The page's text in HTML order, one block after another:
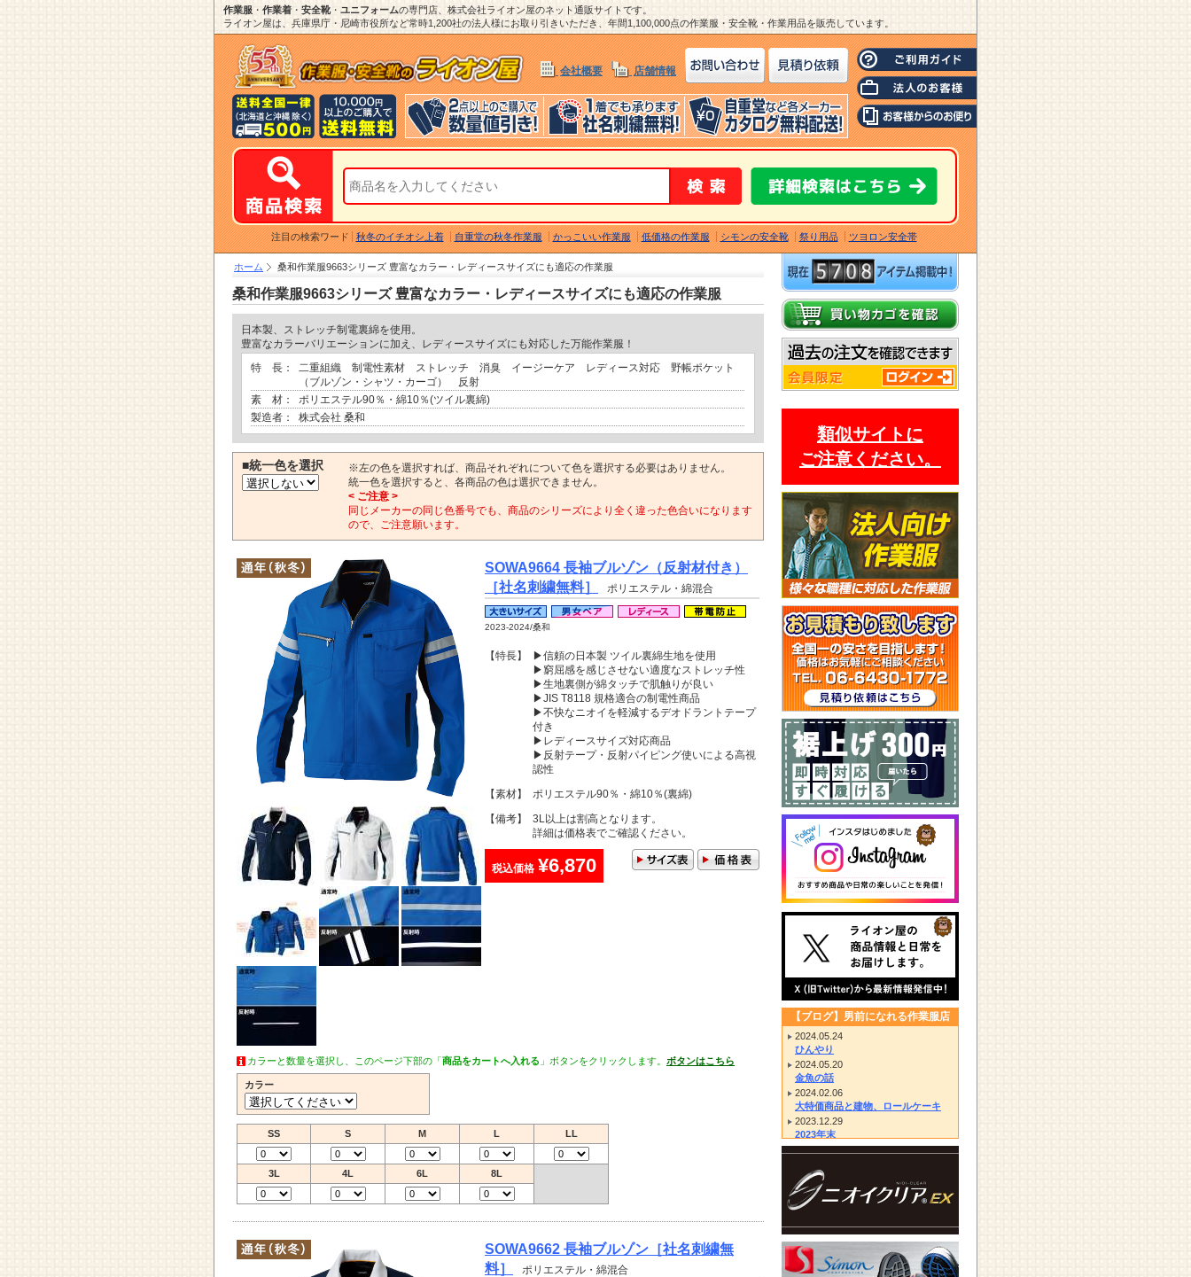
作業服 ・ 作業着 ・ 安全靴・ ユニフォームの専門店、株式会社ライオン屋のネット通販サイトです。
ライオン屋は、兵庫県庁・尼崎市役所など常時1,200社の法人様にお取り引きいただき、年間1,100,000点の作業服・安全靴・作業用品を販売しています。
会社概要 店舗情報
注目の検索ワード 秋冬のイチオシ上着 自重堂の秋冬作業服 かっこいい作業服 低価格の作業服 シモンの安全靴 祭り用品 ツヨロン安全帯
ホーム 桑和作業服9663シリーズ 豊富なカラー・レディースサイズにも適応の作業服
桑和作業服9663シリーズ 豊富なカラー・レディースサイズにも適応の作業服
日本製、ストレッチ制電裏綿を使用。
豊富なカラーバリエーションに加え、レディースサイズにも対応した万能作業服！
特 長：
二重組織 制電性素材 ストレッチ 消臭 イージーケア レディース対応 野帳ポケット
（ブルゾン・シャツ・カーゴ） 反射
素 材：
ポリエステル90％・綿10％(ツイル裏綿)
製造者：
株式会社 桑和
■統一色を選択
※左の色を選択すれば、商品それぞれについて色を選択する必要はありません。
統一色を選択すると、各商品の色は選択できません。
< ご注意 >
同じメーカーの同じ色番号でも、商品のシリーズにより全く違った色合いになります
ので、ご注意願います。
SOWA9664 長袖ブルゾン（反射材付き）
［社名刺繍無料］
ポリエステル・綿混合
2023-2024/桑和
【特長】
▶信頼の日本製 ツイル裏綿生地を使用
▶窮屈感を感じさせない適度なストレッチ性
▶生地裏側が綿タッチで肌触りが良い
▶JIS T8118 規格適合の制電性商品
▶不快なニオイを軽減するデオドラントテープ
付き
▶レディースサイズ対応商品
▶反射テープ・反射パイピング使いによる高視
認性
【素材】
ポリエステル90％・綿10％(裏綿)
【備考】
3L以上は割高となります。
詳細は価格表でご確認ください。
税込価格 ¥6,870
カラーと数量を選択し、このページ下部の「商品をカートへ入れる 」ボタンをクリックします。 ボタンはこちら
カラー
SS S M L LL
3L 4L 6L 8L
SOWA9662 長袖ブルゾン［社名刺繍無
料］
ポリエステル・綿混合
類似サイトに
ご注意ください。
【ブログ】男前になれる作業服店
2024.05.24
ひんやり
2024.05.20
金魚の話
2024.02.06
大特価商品と建物、ロールケーキ
2023.12.29
2023年末
2023.12.14